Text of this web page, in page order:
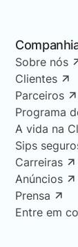
Sobre nós
Clientes
Parceiros
Programa
A vida na
Sips
Carreiras
Anúncios
Prensa
Entre em